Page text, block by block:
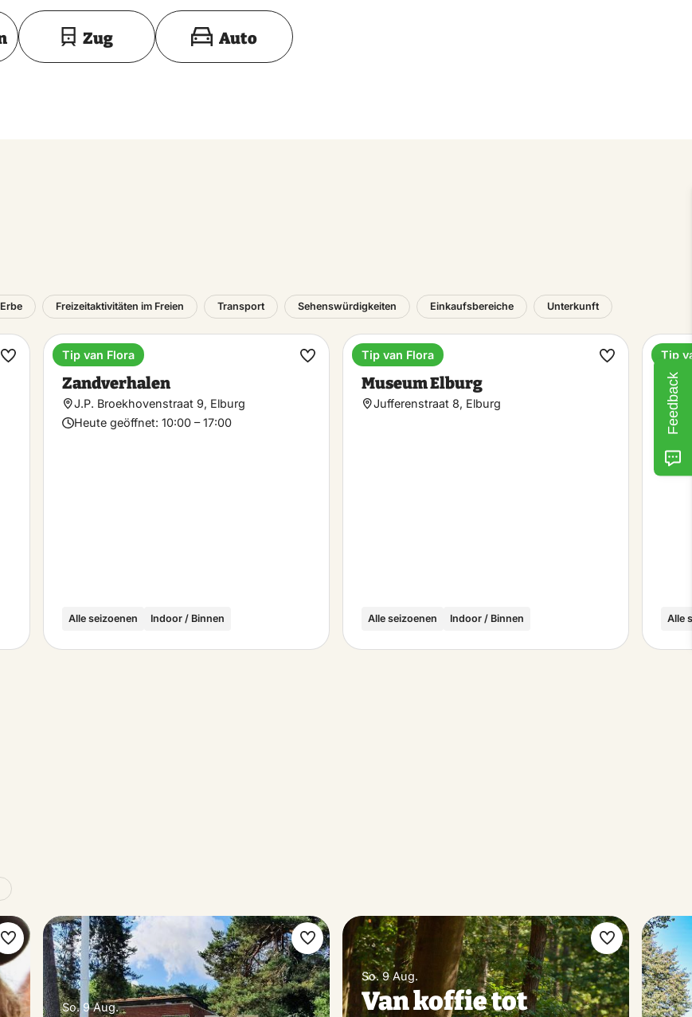
Sandbostel
Neuengamme
op kaart
Zug Auto
Freizeitaktivitäten im Freien Transport Sehenswürdigkeiten Einkaufsbereiche Unterkunft
Favorit
machen
Museum
Zandverhalen
J.P. Broekhovenstraat 9, Elburg
Heute geöffnet: 10:00 – 17:00
Alle seizoenen Indoor / Binnen
Tip van Flora
Favorit
machen
Museum
Museum Elburg
Jufferenstraat 8, Elburg
Alle seizoenen Indoor / Binnen
Tip van Flora
Favorit
Alle
Tip
Favorit
machen
So. 9 Aug.
Favorit
machenSo. 9 Aug.
Van koffie tot
Favorit
machen
Feedback